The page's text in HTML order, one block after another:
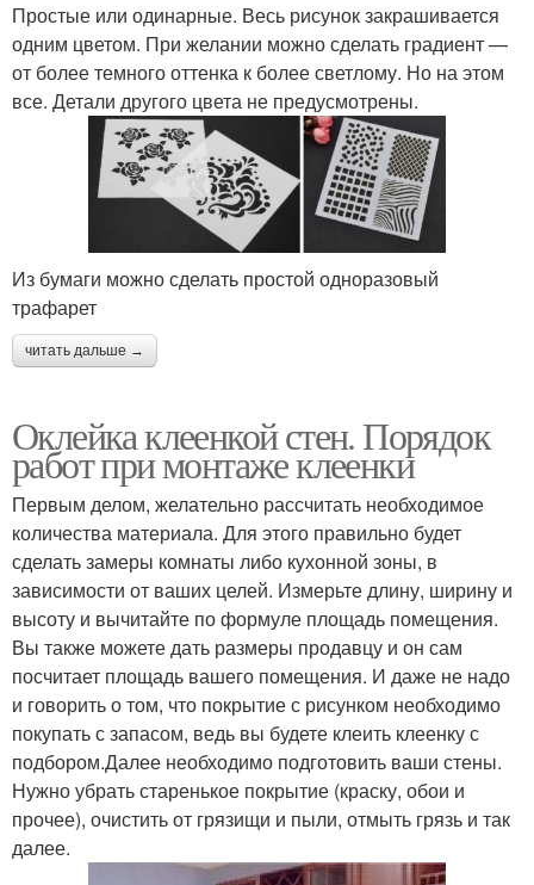
Простые или одинарные. Весь рисунок закрашивается
одним цветом. При желании можно сделать градиент —
от более темного оттенка к более светлому. Но на этом
все. Детали другого цвета не предусмотрены.
Из бумаги можно сделать простой одноразовый
трафарет
читать дальше →
Оклейка клеенкой стен. Порядок
работ при монтаже клеенки
Первым делом, желательно рассчитать необходимое
количества материала. Для этого правильно будет
сделать замеры комнаты либо кухонной зоны, в
зависимости от ваших целей. Измерьте длину, ширину и
высоту и вычитайте по формуле площадь помещения.
Вы также можете дать размеры продавцу и он сам
посчитает площадь вашего помещения. И даже не надо
и говорить о том, что покрытие с рисунком необходимо
покупать с запасом, ведь вы будете клеить клеенку с
подбором.Далее необходимо подготовить ваши стены.
Нужно убрать старенькое покрытие (краску, обои и
прочее), очистить от грязищи и пыли, отмыть грязь и так
далее.